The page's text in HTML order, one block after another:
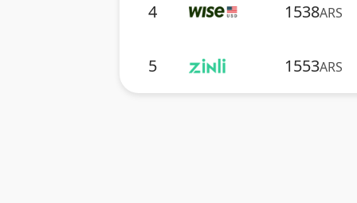
4 1538ARS
5 1553ARS